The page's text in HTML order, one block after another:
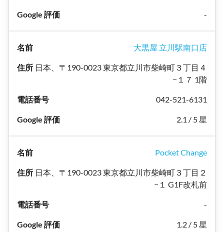
-
大黒屋 立川駅南口店
日本、〒190-0023 東京都立川市柴崎町３丁目４
−１７ 1階
042-521-6131
2.1 / 5 星
Pocket Change
日本、〒190-0023 東京都立川市柴崎町３丁目２
−１ G1F改札前
-
1.2 / 5 星